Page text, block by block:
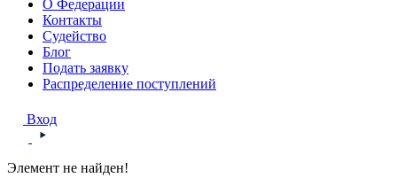
О Федерации
Контакты
Судейство
Блог
Подать заявку
Распределение поступлений
Вход
Элемент не найден!